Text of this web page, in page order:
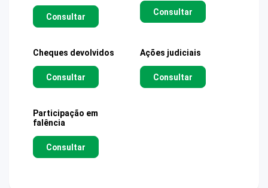
Consultar Consultar
Cheques devolvidos
Consultar
Ações judiciais
Consultar
Participação em
falência
Consultar